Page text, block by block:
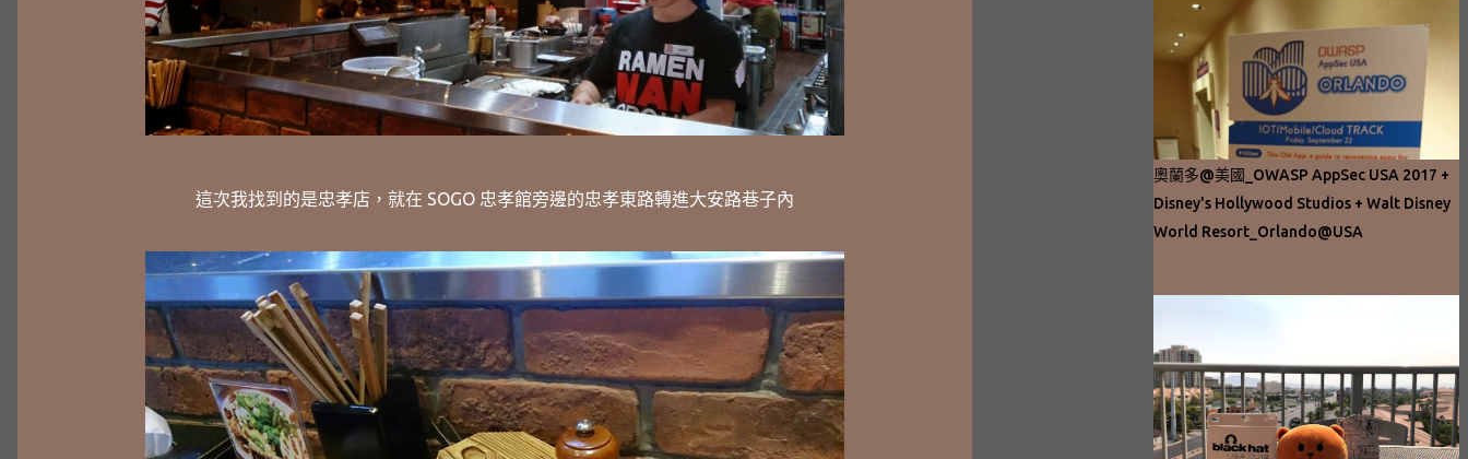
這次我找到的是忠孝店，就在 SOGO 忠孝館旁邊的忠孝東路轉進大安路巷子內
奧蘭多@美國_OWASP AppSec USA 2017 +
Disney's Hollywood Studios + Walt Disney
World Resort_Orlando@USA